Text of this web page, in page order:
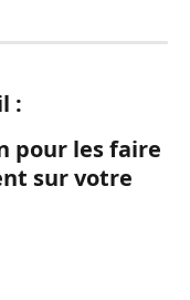
:
pour les faire
sur votre